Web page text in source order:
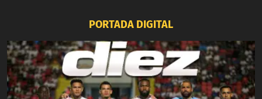
PORTADA DIGITAL